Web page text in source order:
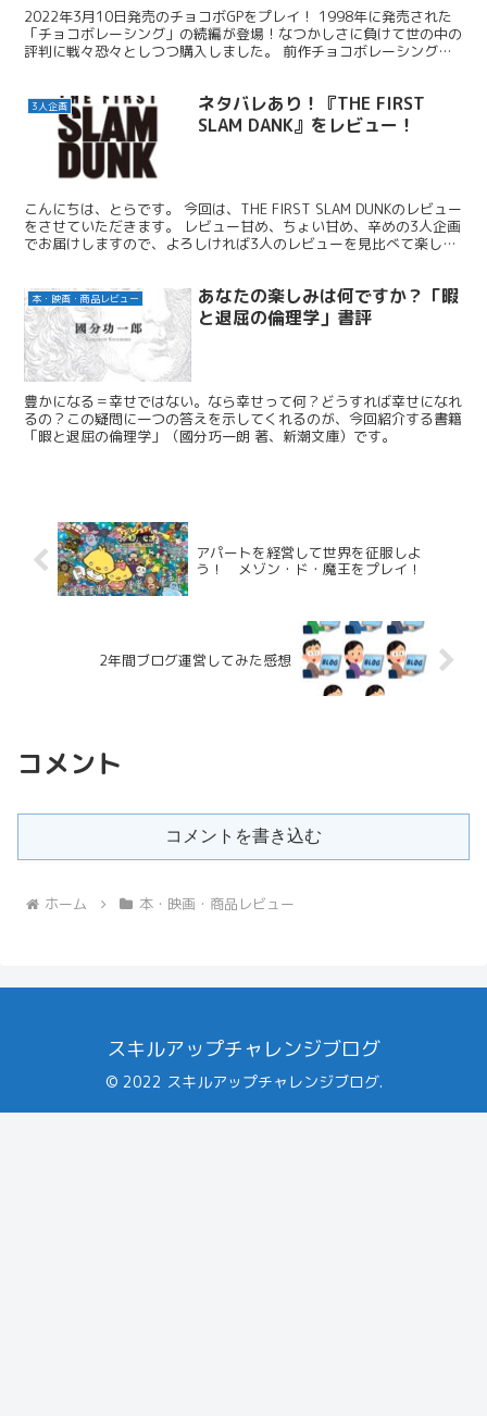
2022年3月10日発売のチョコボGPをプレイ！ 1998年に発売された
「チョコボレーシング」の続編が登場！なつかしさに負けて世の中の
評判に戦々恐々としつつ購入しました。 前作チョコボレーシングと
3人企画
ネタバレあり！『THE FIRST
SLAM DANK』をレビュー！
こんにちは、とらです。 今回は、THE FIRST SLAM DUNKのレビュー
をさせていただきます。 レビュー甘め、ちょい甘め、辛めの3人企画
でお届けしますので、よろしければ3人のレビューを見比べて楽しん
本・映画・商品レビュー
あなたの楽しみは何ですか？「暇
と退屈の倫理学」書評
豊かになる＝幸せではない。なら幸せって何？どうすれば幸せになれ
るの？この疑問に一つの答えを示してくれるのが、今回紹介する書籍
「暇と退屈の倫理学」（國分巧一朗 著、新潮文庫）です。
アパートを経営して世界を征服しよ
う！ メゾン・ド・魔王をプレイ！
2年間ブログ運営してみた感想
コメント
コメントを書き込む
ホーム 本・映画・商品レビュー
スキルアップチャレンジブログ
© 2022 スキルアップチャレンジブログ.